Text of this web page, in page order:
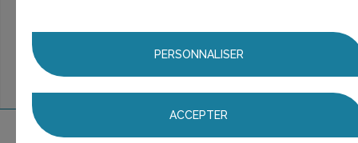
marquetrouvée
PERSONNALISER
ACCEPTER